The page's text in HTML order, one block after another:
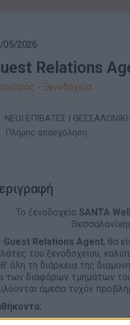
05/2026
Relations
- Ξενοδοχεία
ΝΕΟΙ ΕΠΙΒΑΤΕΣ |
Πλήρης απασχόληση
Το ξενοδοχείο SANTA
Guest Relations Agent, θα
του ξενοδοχείου,
όλη τη διάρκεια της
των διαφόρων τμημάτων του
άμεσα τυχόν